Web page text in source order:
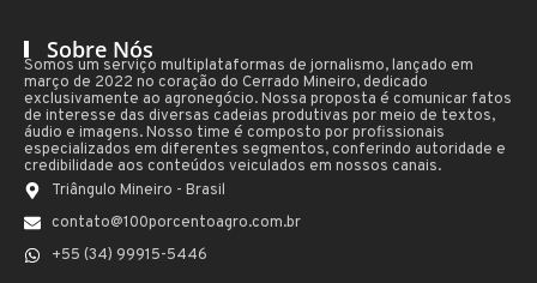
Sobre Nós
Somos um serviço multiplataformas de jornalismo, lançado em
março de 2022 no coração do Cerrado Mineiro, dedicado
exclusivamente ao agronegócio. Nossa proposta é comunicar fatos
de interesse das diversas cadeias produtivas por meio de textos,
áudio e imagens. Nosso time é composto por profissionais
especializados em diferentes segmentos, conferindo autoridade e
credibilidade aos conteúdos veiculados em nossos canais.
Triângulo Mineiro - Brasil
contato@100porcentoagro.com.br
+55 (34) 99915-5446